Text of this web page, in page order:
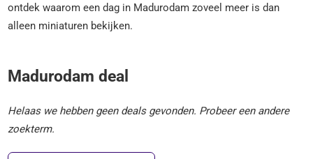
ontdek waarom een dag in Madurodam zoveel meer is dan
alleen miniaturen bekijken.
Madurodam deal
Helaas we hebben geen deals gevonden. Probeer een andere
zoekterm.